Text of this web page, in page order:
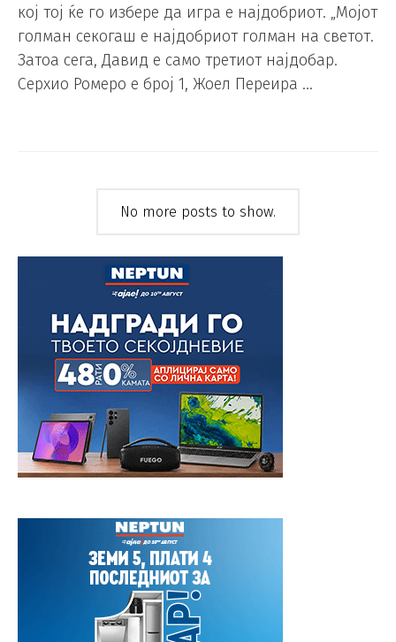
кој тој ќе го избере да игра е најдобриот. „Мојот
голман секогаш е најдобриот голман на светот.
Затоа сега, Давид е само третиот најдобар.
Серхио Ромеро е број 1, Жоел Переира …
No more posts to show.